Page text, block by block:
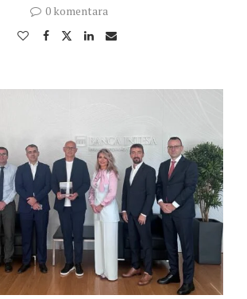
0 komentara